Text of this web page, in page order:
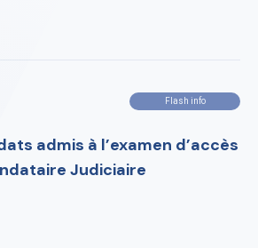
Flash info
admis à l’examen d’accès
Judiciaire